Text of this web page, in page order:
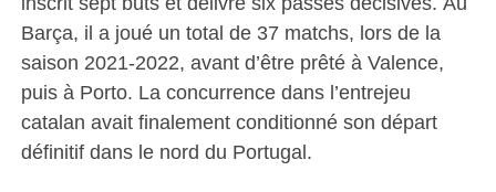
Barça, il a joué un total de 37 matchs, lors de la
saison 2021-2022, avant d’être prêté à Valence,
puis à Porto. La concurrence dans l’entrejeu
catalan avait finalement conditionné son départ
définitif dans le nord du Portugal.